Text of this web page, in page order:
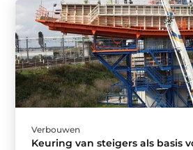
Verbouwen
Keuring van steigers als basis